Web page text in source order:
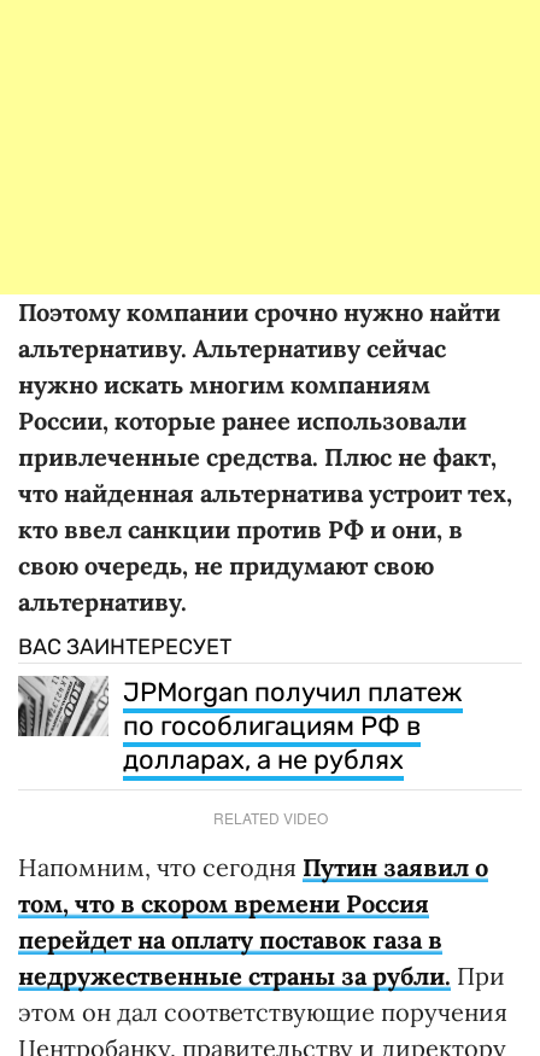
Поэтому компании срочно нужно найти
альтернативу. Альтернативу сейчас
нужно искать многим компаниям
России, которые ранее использовали
привлеченные средства. Плюс не факт,
что найденная альтернатива устроит тех,
кто ввел санкции против РФ и они, в
свою очередь, не придумают свою
альтернативу.
ВАС ЗАИНТЕРЕСУЕТ
JPMorgan получил платеж
по гособлигациям РФ в
долларах, а не рублях
RELATED VIDEO
Напомним, что сегодня Путин заявил о
том, что в скором времени Россия
перейдет на оплату поставок газа в
недружественные страны за рубли. При
этом он дал соответствующие поручения
Центробанку, правительству и директору